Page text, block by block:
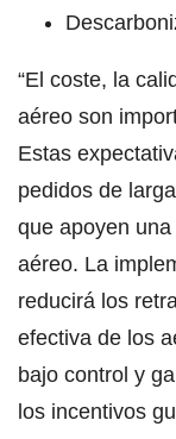
“El coste, la
aéreo son
Estas
pedidos de
que apoyen
aéreo. La
reducirá los
efectiva de los
bajo control y
los incentivos